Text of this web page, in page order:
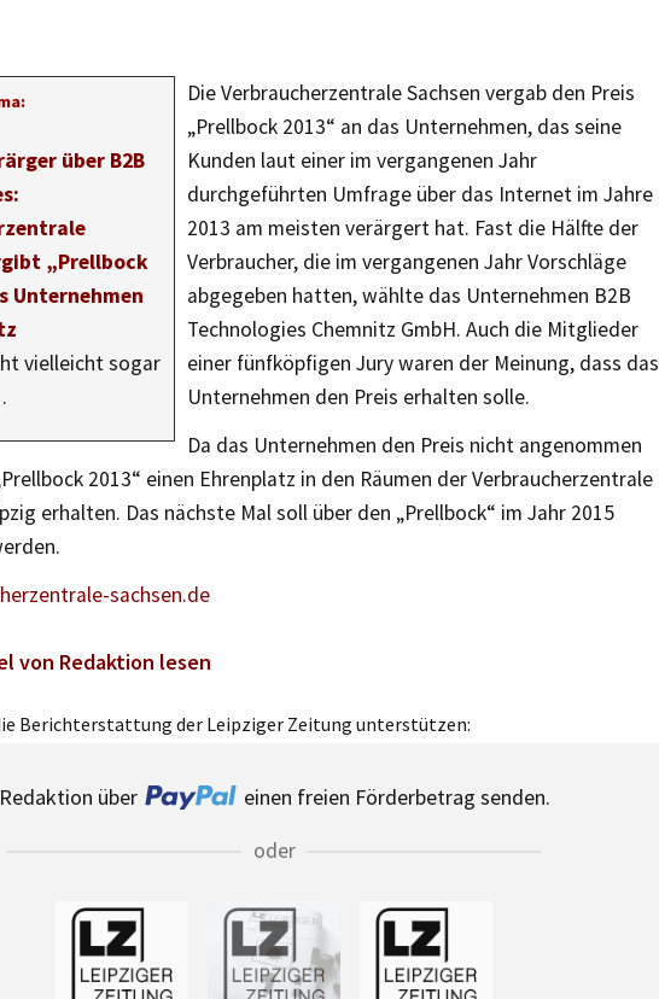
über B2B
„Prellbock
Unternehmen
vielleicht sogar
Die Verbraucherzentrale Sachsen vergab den Preis
„Prellbock 2013“ an das Unternehmen, das seine
Kunden laut einer im vergangenen Jahr
durchgeführten Umfrage über das Internet im Jahre
2013 am meisten verärgert hat. Fast die Hälfte der
Verbraucher, die im vergangenen Jahr Vorschläge
abgegeben hatten, wählte das Unternehmen B2B
Technologies Chemnitz GmbH. Auch die Mitglieder
einer fünfköpfigen Jury waren der Meinung, dass das
Unternehmen den Preis erhalten solle.
Da das Unternehmen den Preis nicht angenommen
2013“ einen Ehrenplatz in den Räumen der Verbraucherzentrale
erhalten. Das nächste Mal soll über den „Prellbock“ im Jahr 2015
sachsen.de
von Redaktion lesen
Berichterstattung der Leipziger Zeitung unterstützen:
Redaktion über
einen freien Förderbetrag senden.
oder